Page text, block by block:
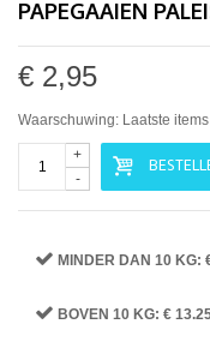
PAPEGAAIEN
€ 2,95
Waarschuwing: Laatste
-
+
MINDER DAN 10 KG:
BOVEN 10 KG: €